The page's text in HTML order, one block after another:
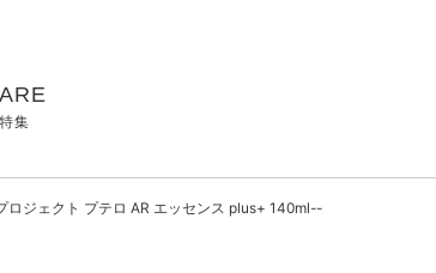
集
ロジェクト プテロ AR エッセンス plus+ 140ml--